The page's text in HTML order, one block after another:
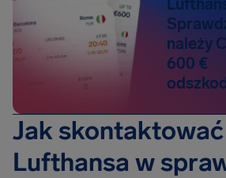
należy
600 €
Jak skontaktować
Lufthansa w